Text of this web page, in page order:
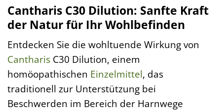
Cantharis C30 Dilution: Sanfte Kraft
der Natur für Ihr Wohlbefinden
Entdecken Sie die wohltuende Wirkung von
Cantharis C30 Dilution, einem
homöopathischen Einzelmittel, das
traditionell zur Unterstützung bei
Beschwerden im Bereich der Harnwege